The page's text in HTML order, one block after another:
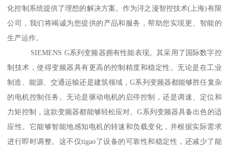
化控制系统提供了理想的解决方案。作为浔之漫智控技术(上海)有限
公司，我们将竭诚为您提供的产品和服务，帮助您实现更、智能的
生产运作。
SIEMENS G系列变频器拥有性能表现。其采用了国际数字控
制技术，使得变频器具有更高的控制精度和稳定性。无论是在工业
制造、能源、交通运输还是建筑领域，G系列变频器都能够胜任复杂
的电机控制任务。无论是驱动电机的启停控制，还是调速、定位和
力矩控制，这款变频器都能够轻松应对。G系列变频器具备出色的适
应性。它能够智能地感知电机的转速和负载变化，并根据实际需求
进行即时调整。这不仅tigao了设备的可靠性和稳定性，还减少了能